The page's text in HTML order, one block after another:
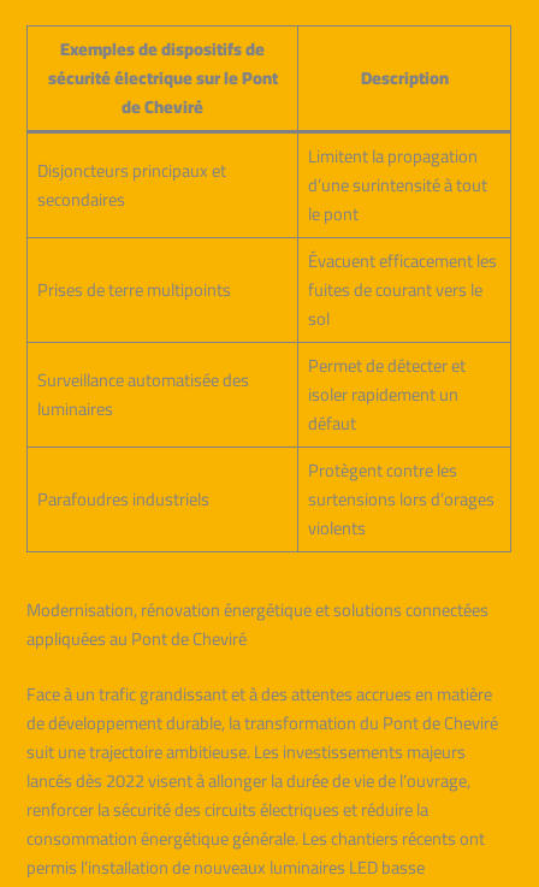
Exemples de dispositifs de
sécurité électrique sur le Pont
de Cheviré
Description
Disjoncteurs principaux et
secondaires
Limitent la propagation
d’une surintensité à tout
le pont
Prises de terre multipoints
Évacuent efficacement les
fuites de courant vers le
sol
Surveillance automatisée des
luminaires
Permet de détecter et
isoler rapidement un
défaut
Parafoudres industriels
Protègent contre les
surtensions lors d’orages
violents
Modernisation, rénovation énergétique et solutions connectées
appliquées au Pont de Cheviré
Face à un trafic grandissant et à des attentes accrues en matière
de développement durable, la transformation du Pont de Cheviré
suit une trajectoire ambitieuse. Les investissements majeurs
lancés dès 2022 visent à allonger la durée de vie de l’ouvrage,
renforcer la sécurité des circuits électriques et réduire la
consommation énergétique générale. Les chantiers récents ont
permis l’installation de nouveaux luminaires LED basse